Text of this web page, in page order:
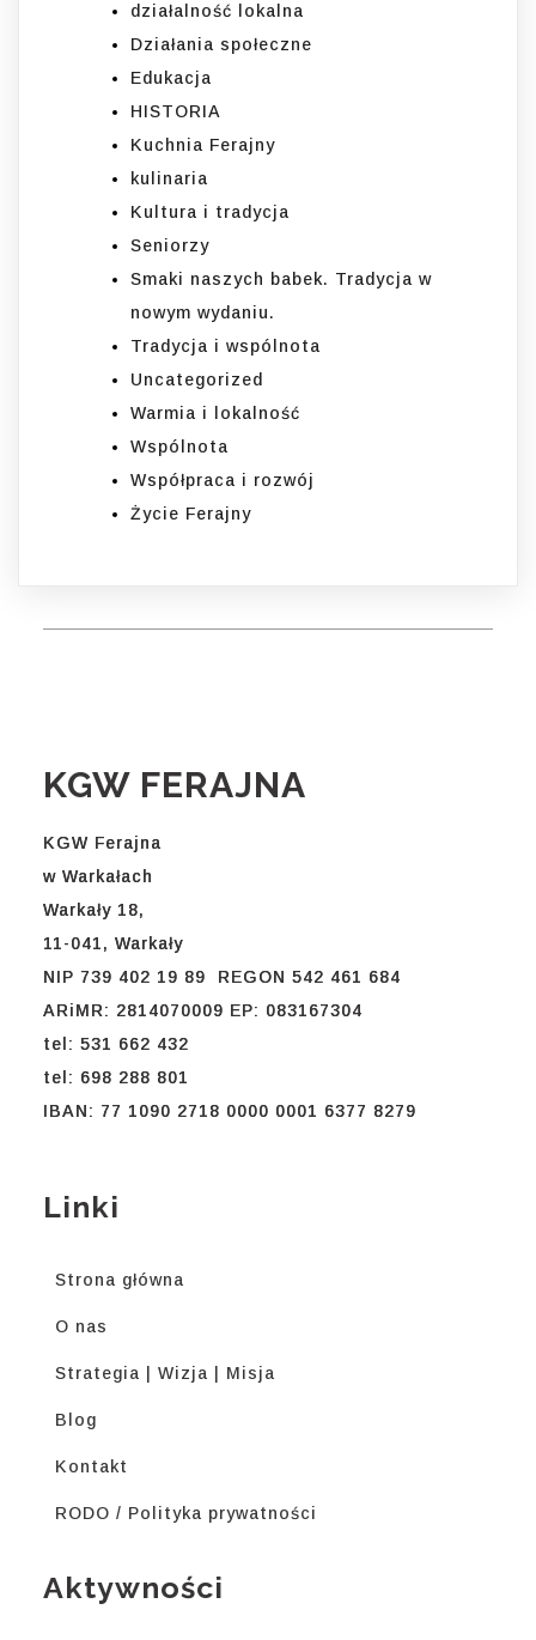
działalność lokalna
Działania społeczne
Edukacja
HISTORIA
Kuchnia Ferajny
kulinaria
Kultura i tradycja
Seniorzy
Smaki naszych babek. Tradycja w
nowym wydaniu.
Tradycja i wspólnota
Uncategorized
Warmia i lokalność
Wspólnota
Współpraca i rozwój
Życie Ferajny
KGW FERAJNA
KGW Ferajna
w Warkałach
Warkały 18,
11-041, Warkały
NIP 739 402 19 89 REGON 542 461 684
ARiMR: 2814070009 EP: 083167304
tel: 531 662 432
tel: 698 288 801
IBAN: 77 1090 2718 0000 0001 6377 8279
Linki
Strona główna
O nas
Strategia | Wizja | Misja
Blog
Kontakt
RODO / Polityka prywatności
Aktywności